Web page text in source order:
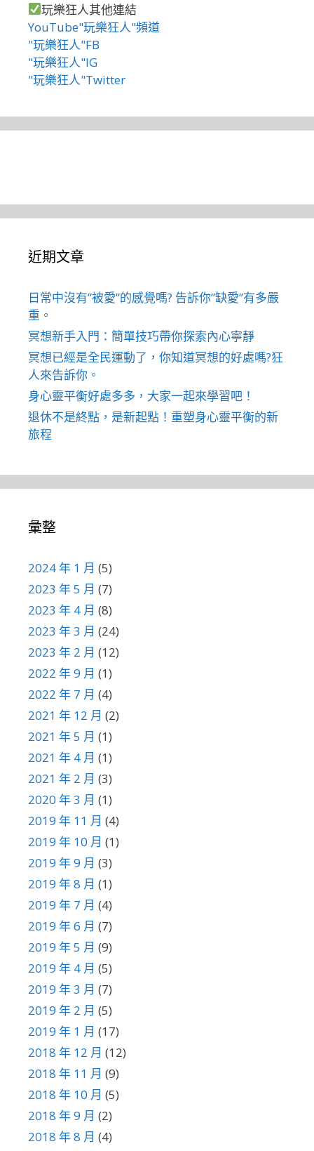
玩樂狂人其他連結
YouTube"玩樂狂人"頻道
"玩樂狂人"FB
"玩樂狂人"IG
"玩樂狂人"Twitter
近期文章
日常中沒有”被愛”的感覺嗎? 告訴你”缺愛”有多嚴
重。
冥想新手入門：簡單技巧帶你探索內心寧靜
冥想已經是全民運動了，你知道冥想的好處嗎?狂
人來告訴你。
身心靈平衡好處多多，大家一起來學習吧！
退休不是終點，是新起點！重塑身心靈平衡的新
旅程
彙整
2024 年 1 月 (5)
2023 年 5 月 (7)
2023 年 4 月 (8)
2023 年 3 月 (24)
2023 年 2 月 (12)
2022 年 9 月 (1)
2022 年 7 月 (4)
2021 年 12 月 (2)
2021 年 5 月 (1)
2021 年 4 月 (1)
2021 年 2 月 (3)
2020 年 3 月 (1)
2019 年 11 月 (4)
2019 年 10 月 (1)
2019 年 9 月 (3)
2019 年 8 月 (1)
2019 年 7 月 (4)
2019 年 6 月 (7)
2019 年 5 月 (9)
2019 年 4 月 (5)
2019 年 3 月 (7)
2019 年 2 月 (5)
2019 年 1 月 (17)
2018 年 12 月 (12)
2018 年 11 月 (9)
2018 年 10 月 (5)
2018 年 9 月 (2)
2018 年 8 月 (4)